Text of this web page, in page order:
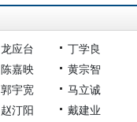
龙应台
丁学良
陈嘉映
黄宗智
郭宇宽
马立诚
赵汀阳
戴建业